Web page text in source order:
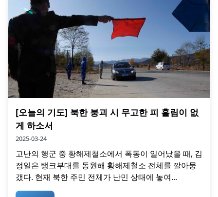
[오늘의 기도] 북한 붕괴 시 무고한 피 흘림이 없
게 하소서
2025-03-24
고난의 행군 중 황해제철소에서 폭동이 일어났을 때, 김
정일은 탱크부대를 동원해 황해제철소 전체를 깔아뭉
갰다. 현재 북한 주민 전체가 난민 상태에 놓여...